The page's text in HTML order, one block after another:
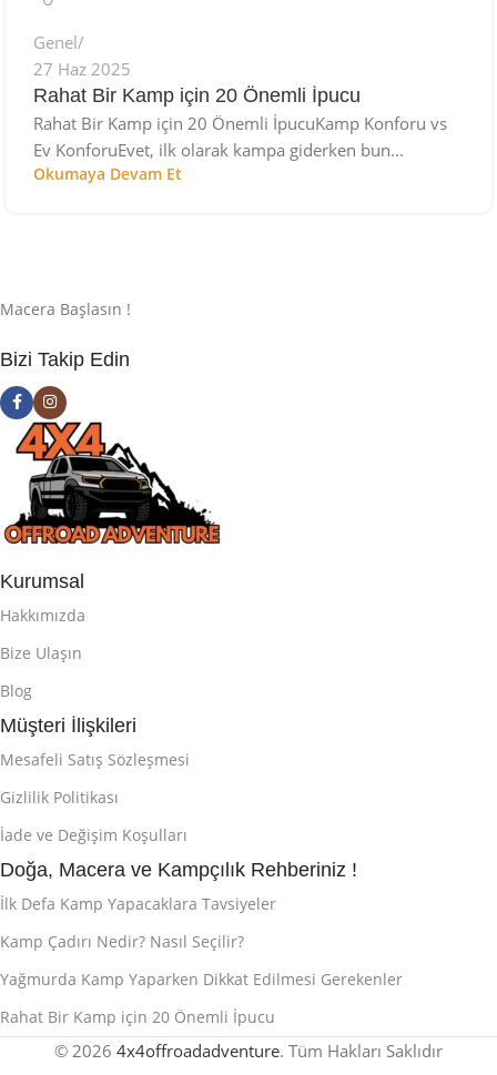
Genel
27 Haz 2025
Rahat Bir Kamp için 20 Önemli İpucu
Rahat Bir Kamp için 20 Önemli İpucuKamp Konforu vs
Ev KonforuEvet, ilk olarak kampa giderken bun...
Okumaya Devam Et
Macera Başlasın !
Bizi Takip Edin
Kurumsal
Hakkımızda
Bize Ulaşın
Blog
Müşteri İlişkileri
Mesafeli Satış Sözleşmesi
Gizlilik Politikası
İade ve Değişim Koşulları
Doğa, Macera ve Kampçılık Rehberiniz !
İlk Defa Kamp Yapacaklara Tavsiyeler
Kamp Çadırı Nedir? Nasıl Seçilir?
Yağmurda Kamp Yaparken Dikkat Edilmesi Gerekenler
Rahat Bir Kamp için 20 Önemli İpucu
© 2026 4x4offroadadventure. Tüm Hakları Saklıdır